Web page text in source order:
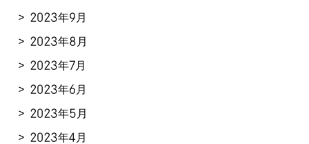
2023年9月
2023年8月
2023年7月
2023年6月
2023年5月
2023年4月